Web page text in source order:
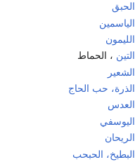
الحبق
الياسمين
الليمون
التين ، الحماط
الشعير
الذرة، حب الحاج
العدس
اليوسفي
الريحان
البطيخ، الحبحب